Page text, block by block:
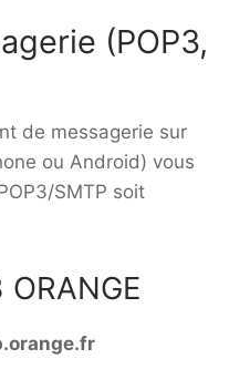
(POP3,
de messagerie sur
ou Android) vous
SMTP soit
ORANGE